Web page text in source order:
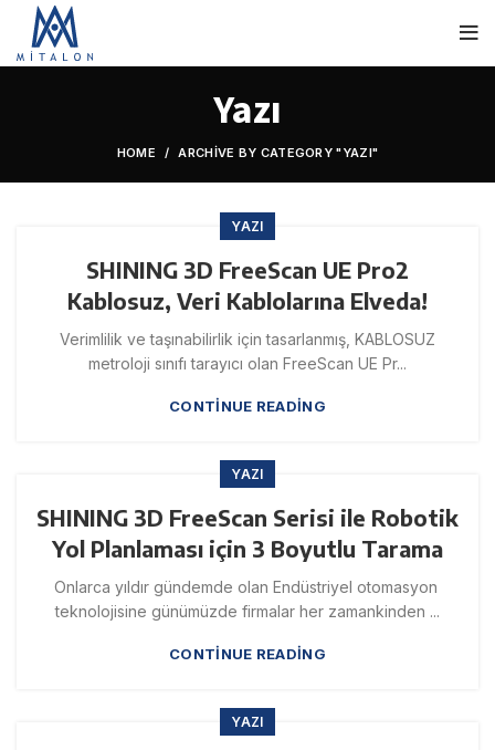
Yazı
HOME ARCHIVE BY CATEGORY "YAZI"
YAZI
SHINING 3D FreeScan UE Pro2
Kablosuz, Veri Kablolarına Elveda!
Verimlilik ve taşınabilirlik için tasarlanmış, KABLOSUZ
metroloji sınıfı tarayıcı olan FreeScan UE Pr...
CONTINUE READING
YAZI
SHINING 3D FreeScan Serisi ile Robotik
Yol Planlaması için 3 Boyutlu Tarama
Onlarca yıldır gündemde olan Endüstriyel otomasyon
teknolojisine günümüzde firmalar her zamankinden ...
CONTINUE READING
YAZI